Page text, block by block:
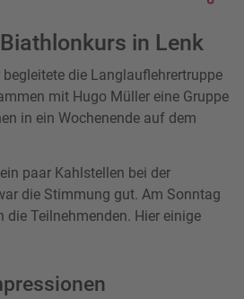
in Lenk
die Langlauflehrertruppe
mit Hugo Müller eine Gruppe
in ein Wochenende auf dem
paar Kahlstellen bei der
die Stimmung gut. Am Sonntag
die Teilnehmenden. Hier einige